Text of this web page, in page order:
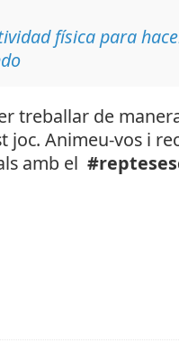
física para
treballar de
joc. Animeu-vos i
amb el